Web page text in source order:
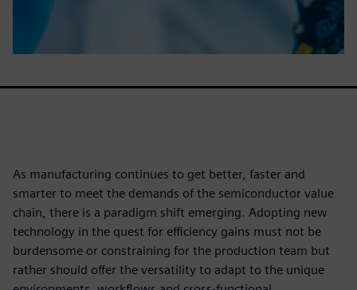
As manufacturing continues to get better, faster and
smarter to meet the demands of the semiconductor value
chain, there is a paradigm shift emerging. Adopting new
technology in the quest for efficiency gains must not be
burdensome or constraining for the production team but
rather should offer the versatility to adapt to the unique